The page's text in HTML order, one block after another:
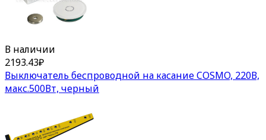
В наличии
2193.43₽
Выключатель беспроводной на касание COSMO, 220В,
макс.500Вт, черный